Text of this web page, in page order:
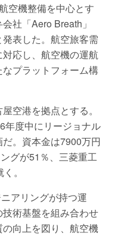
空機整備を中心とす
社「Aero Breath」
発表した。航空旅客需
応し、航空機の運航
プラットフォーム構
空港を拠点とする。
年度中にリージョナル
。資本金は7900万円
グが51％、三菱重工
。
アリングが持つ運
術基盤を組み合わせ
向上を図り、航空機